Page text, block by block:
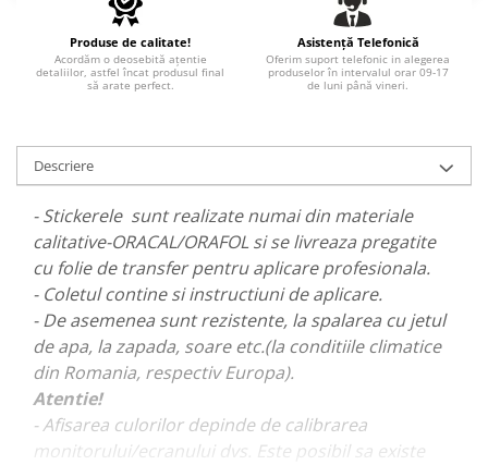
LOW STICKERS
PAUL WALKER STICKER
PENTRU FETE
PRODUSE IN TRENDING
SETURI STICKERE
STICKERE CAPAC REZERVOR
STICKERE CRĂCIUN
STICKERE CU ANIMALE
STICKERE GEAM MIC
STICKERE JDM
STICKERE PENTRU CAPOTA
Produse de calitate!
Acordăm o deosebită ațentie
detaliilor, astfel încat produsul final
să arate perfect.
Asistență Telefonică
Oferim suport telefonic in alegerea
produselor în intervalul orar 09-17
de luni până vineri.
Descriere
- Stickerele sunt realizate numai din materiale
calitative-ORACAL/ORAFOL si se livreaza pregatite
cu folie de transfer pentru aplicare profesionala.
- Coletul contine si instructiuni de aplicare.
- De asemenea sunt rezistente, la spalarea cu jetul
de apa, la zapada, soare etc.(la conditiile climatice
din Romania, respectiv Europa).
Atentie!
- Afisarea culorilor depinde de calibrarea
monitorului/ecranului dvs. Este posibil sa existe